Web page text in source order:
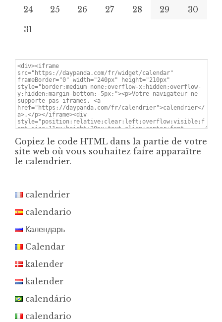
24
25 26 27 28 29
30
31
Copiez le code HTML dans la partie de votre
site web où vous souhaitez faire apparaître
le calendrier.
calendrier
calendario
Календарь
Calendar
kalender
kalender
calendário
calendario